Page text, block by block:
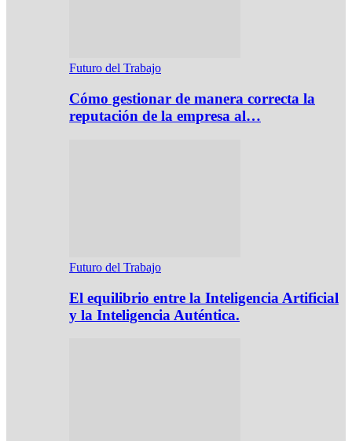
Futuro del Trabajo
Cómo gestionar de manera correcta la
reputación de la empresa al…
Futuro del Trabajo
El equilibrio entre la Inteligencia Artificial
y la Inteligencia Auténtica.